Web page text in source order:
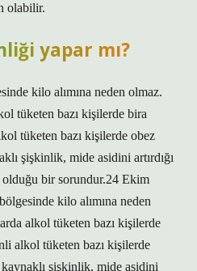
olabilir.
yapar mı?
kilo alımına neden olmaz.
tüketen bazı kişilerde bira
tüketen bazı kişilerde obez
şişkinlik, mide asidini artırdığı
bir sorundur.24 Ekim
kilo alımına neden
alkol tüketen bazı kişilerde
alkol tüketen bazı kişilerde
şişkinlik, mide asidini